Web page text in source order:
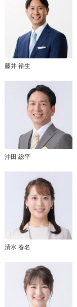
藤井 裕生
沖田 総平
清水 春名